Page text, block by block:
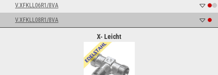
V.XFKLL06R1/8VA
V.XFKLL08R1/8VA
X- Leicht